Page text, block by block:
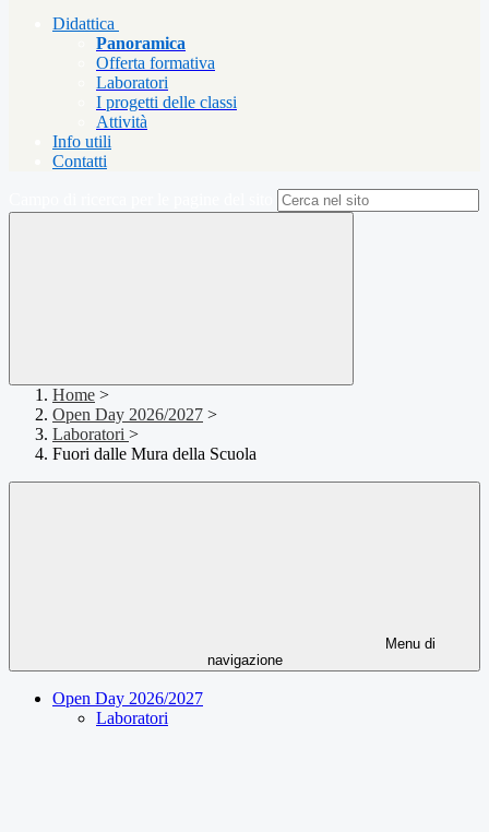
Didattica
Panoramica
Offerta formativa
Laboratori
I progetti delle classi
Attività
Info utili
Contatti
Home >
Open Day 2026/2027 >
Laboratori >
Fuori dalle Mura della Scuola
Menu di
navigazione
Open Day 2026/2027
Laboratori